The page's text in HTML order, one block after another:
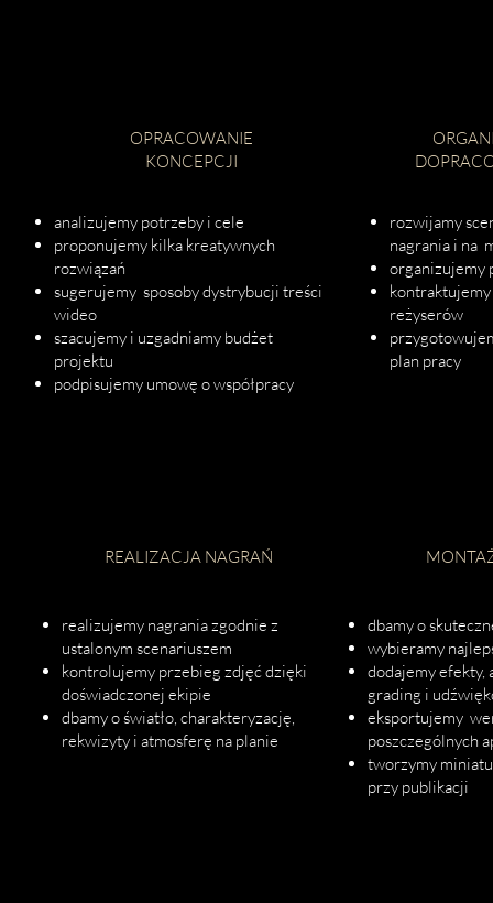
OPRACOWANIE
KONCEPCJI
analizujemy potrzeby i cele
proponujemy kilka kreatywnych
rozwiązań
sugerujemy sposoby dystrybucji treści
wideo
szacujemy i uzgadniamy budżet
projektu
podpisujemy umowę o współpracy
REALIZACJA NAGRAŃ
realizujemy nagrania zgodnie z
ustalonym scenariuszem
kontrolujemy przebieg zdjęć dzięki
doświadczonej ekipie
dbamy o światło, charakteryzację,
rekwizyty i atmosferę na planie
rozwijamy
nagrania i na
organizujemy
reżyserów
plan pracy
dbamy o
wybieramy
dodajemy efekty,
grading i
eksportujemy
poszczególnych
tworzymy
przy publikacji